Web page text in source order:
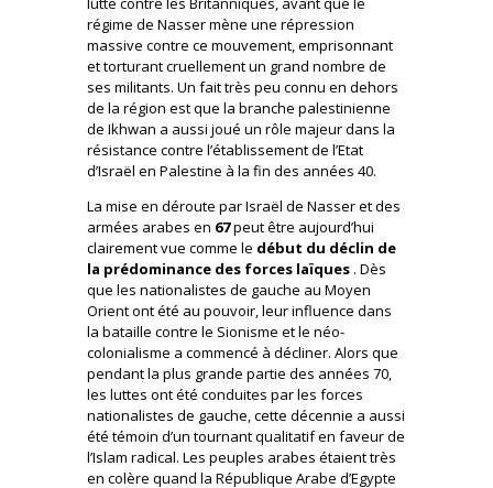
régime de Nasser mène une répression
massive contre ce mouvement, emprisonnant
et torturant cruellement un grand nombre de
ses militants. Un fait très peu connu en dehors
de la région est que la branche palestinienne
de Ikhwan a aussi joué un rôle majeur dans la
résistance contre l’établissement de l’Etat
d’Israël en Palestine à la fin des années 40.
La mise en déroute par Israël de Nasser et des
armées arabes en 67peut être aujourd’hui
clairement vue comme le début du déclin de
la prédominance des forces laïques . Dès
que les nationalistes de gauche au Moyen
Orient ont été au pouvoir, leur influence dans
la bataille contre le Sionisme et le néo-
colonialisme a commencé à décliner. Alors que
pendant la plus grande partie des années 70,
les luttes ont été conduites par les forces
nationalistes de gauche, cette décennie a aussi
été témoin d’un tournant qualitatif en faveur de
l’Islam radical. Les peuples arabes étaient très
en colère quand la République Arabe d’Egypte